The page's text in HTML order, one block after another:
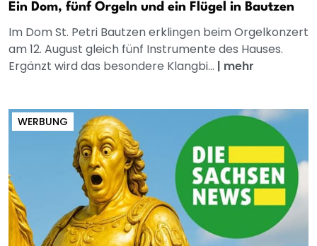
Ein Dom, fünf Orgeln und ein Flügel in Bautzen
Im Dom St. Petri Bautzen erklingen beim Orgelkonzert
am 12. August gleich fünf Instrumente des Hauses.
Ergänzt wird das besondere Klangbi... | mehr
WERBUNG